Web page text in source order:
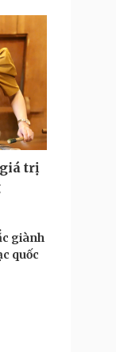
trị
giành
quốc